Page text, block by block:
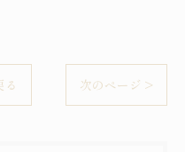
次のページ >